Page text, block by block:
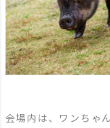
会場内は、ワンちゃ